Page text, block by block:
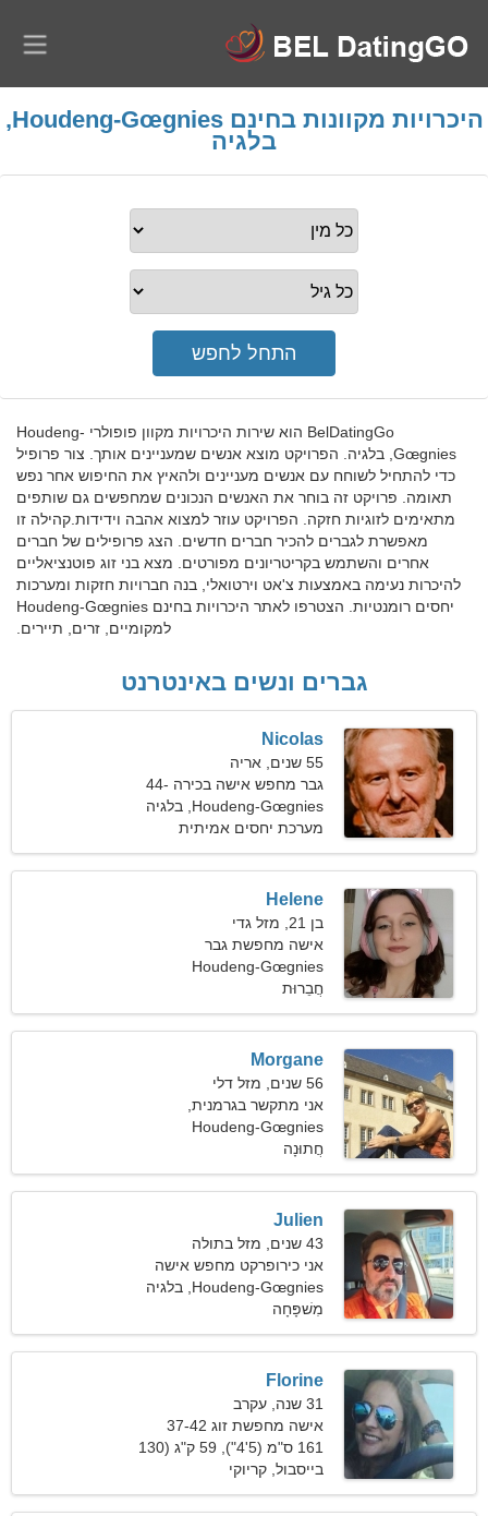
היכרויות מקוונות בחינם Houdeng-Gœgnies,
בלגיה
BelDatingGo הוא שירות היכרויות מקוון פופולרי Houdeng-
Gœgnies, בלגיה. הפרויקט מוצא אנשים שמעניינים אותך. צור פרופיל
כדי להתחיל לשוחח עם אנשים מעניינים ולהאיץ את החיפוש אחר נפש
תאומה. פרויקט זה בוחר את האנשים הנכונים שמחפשים גם שותפים
מתאימים לזוגיות חזקה. הפרויקט עוזר למצוא אהבה וידידות.קהילה זו
מאפשרת לגברים להכיר חברים חדשים. הצג פרופילים של חברים
אחרים והשתמש בקריטריונים מפורטים. מצא בני זוג פוטנציאליים
להיכרות נעימה באמצעות צ'אט וירטואלי, בנה חברויות חזקות ומערכות
יחסים רומנטיות. הצטרפו לאתר היכרויות בחינם Houdeng-Gœgnies
למקומיים, זרים, תיירים.
גברים ונשים באינטרנט
Nicolas
55 שנים, אריה
גבר מחפש אישה בכירה 44-
50
Houdeng-Gœgnies, בלגיה
מערכת יחסים אמיתית
Helene
בן 21, מזל גדי
אישה מחפשת גבר
Houdeng-Gœgnies
חֲבֵרוּת
Morgane
56 שנים, מזל דלי
אני מתקשר בגרמנית,
פורטוגזית
Houdeng-Gœgnies
חֲתוּנָה
Julien
43 שנים, מזל בתולה
אני כירופרקט מחפש אישה
מצחיקה
Houdeng-Gœgnies, בלגיה
מִשׁפָּחָה
Florine
31 שנה, עקרב
אישה מחפשת זוג 37-42
161 ס"מ (5'4"), 59 ק"ג (130
פאונד)
בייסבול, קריוקי